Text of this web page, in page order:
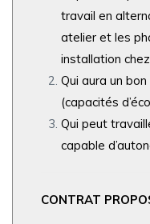
travail en
atelier et les
installation
Qui aura un
(capacités
Qui peut
capable
CONTRAT